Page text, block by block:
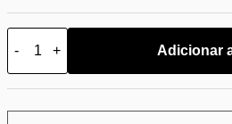
- + Adicionar